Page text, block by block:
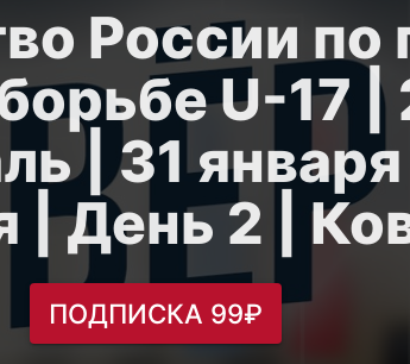
России по
U-17 |
| 31
| День 2 |
ПОДПИСКА 99₽